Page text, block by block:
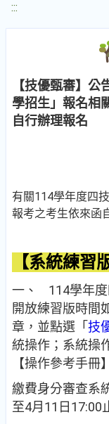
:::
【技優甄審】
學招生」報名相
自行辦理報名
有關114學年度四
報考之考生依來函
【系統練習
一、 114學年度
開放練習版時間
章，並點選「 技
統操作；系統操
【操作參考手冊
繳費身分審查系
至4月11日17:00